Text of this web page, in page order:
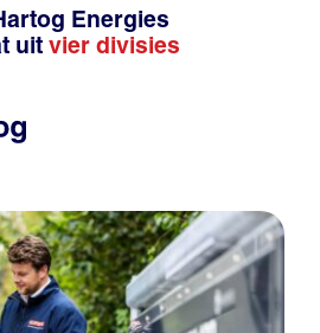
Energies
uit vier divisies